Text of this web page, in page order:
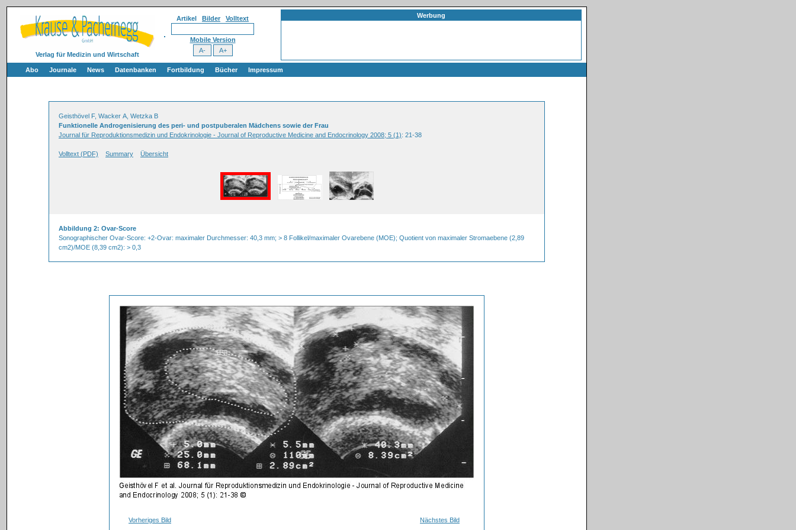
Verlag für Medizin und Wirtschaft
Artikel Bilder Volltext
Mobile Version
Werbung
Abo Journale News Datenbanken Fortbildung Bücher Impressum
Geisthövel F, Wacker A, Wetzka B
Funktionelle Androgenisierung des peri- und postpuberalen Mädchens sowie der Frau
Journal für Reproduktionsmedizin und Endokrinologie - Journal of Reproductive Medicine and Endocrinology 2008; 5 (1): 21-38
Volltext (PDF) Summary Übersicht
Abbildung 2: Ovar-Score
Sonographischer Ovar-Score: +2-Ovar: maximaler Durchmesser: 40,3 mm; > 8 Follikel/maximaler Ovarebene (MOE); Quotient von maximaler Stromaebene (2,89
cm2)/MOE (8,39 cm2): > 0,3
Vorheriges Bild Nächstes Bild